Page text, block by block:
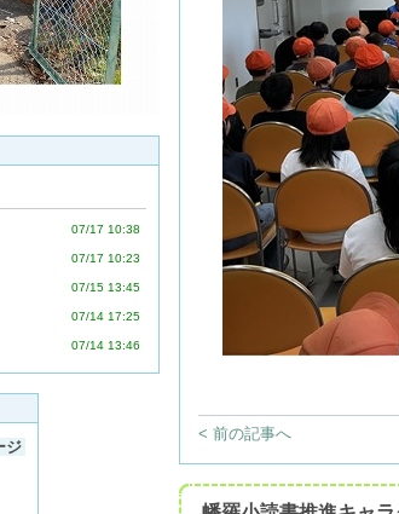
07/17 10:38
07/17 10:23
07/15 13:45
07/14 17:25
07/14 13:46
ジ
< 前の記事へ